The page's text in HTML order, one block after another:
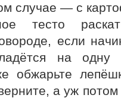
случае — с
тесто
если
на одну
обжарьте
а уж